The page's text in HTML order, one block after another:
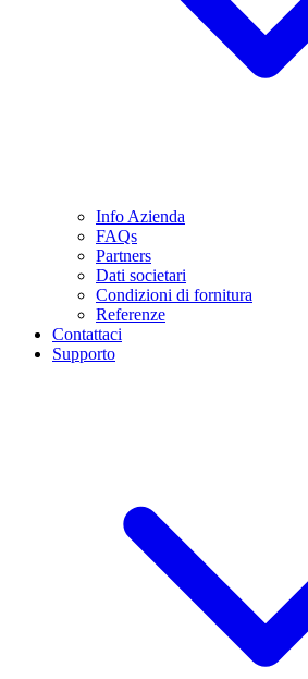
Info Azienda
FAQs
Partners
Dati societari
Condizioni di fornitura
Referenze
Contattaci
Supporto